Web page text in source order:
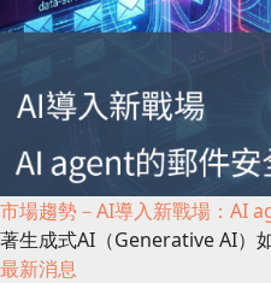
市場趨勢－AI導入新戰場：AI
著生成式AI（Generative AI）
最新消息